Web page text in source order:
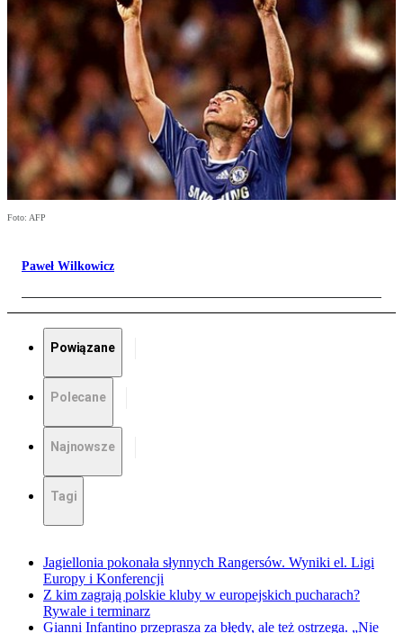
Foto: AFP
Paweł Wilkowicz
Powiązane
Polecane
Najnowsze
Tagi
Jagiellonia pokonała słynnych Rangersów. Wyniki el. Ligi
Europy i Konferencji
Z kim zagrają polskie kluby w europejskich pucharach?
Rywale i terminarz
Gianni Infantino przeprasza za błędy, ale też ostrzega. „Nie